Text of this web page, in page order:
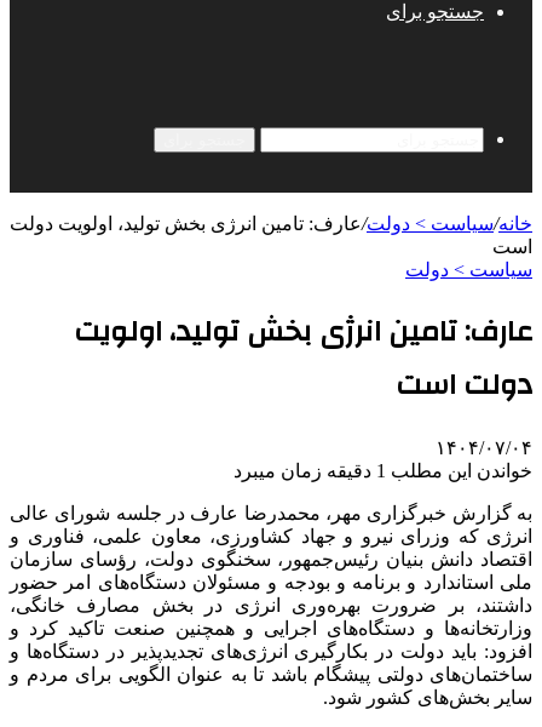
جستجو برای
خانه/سیاست > دولت/عارف: تامین انرژی بخش تولید، اولویت دولت
است
سیاست > دولت
عارف: تامین انرژی بخش تولید، اولویت
دولت است
۱۴۰۴/۰۷/۰۴
خواندن این مطلب 1 دقیقه زمان میبرد
به گزارش خبرگزاری مهر، محمدرضا عارف در جلسه شورای عالی
انرژی که وزرای نیرو و جهاد کشاورزی، معاون علمی، فناوری و
اقتصاد دانش بنیان رئیس‌جمهور، سخنگوی دولت، رؤسای سازمان
ملی استاندارد و برنامه و بودجه و مسئولان دستگاه‌های امر حضور
داشتند، بر ضرورت بهره‌وری انرژی در بخش مصارف خانگی،
وزارتخانه‌ها و دستگاه‌های اجرایی و همچنین صنعت تاکید کرد و
افزود: باید دولت در بکارگیری انرژی‌هایتجدیدپذیر
در دستگاه‌ها و
ساختمان‌های دولتی پیشگام باشد تا به عنوان الگویی برای مردم و
سایر بخش‌های کشور شود.